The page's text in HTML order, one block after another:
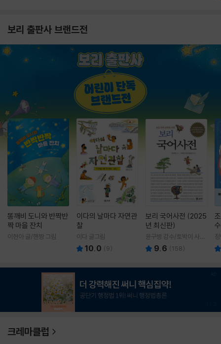
보리 출판사 브랜드전
똥깨비 도니와 반짝반
짝 마을 잔치
이현아 글/핸짱 그림
이다의 날마다 자연관
찰
이다 글그림
10.0 (9)
보리 국어사전 (2025
년 최신판)
윤구병 감수/토박이 사전
편찬실 편
9.6 (158)
크레마클럽